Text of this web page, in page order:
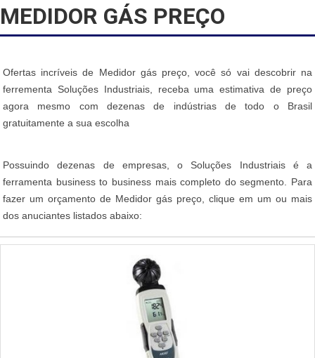
MEDIDOR GÁS PREÇO
Ofertas incríveis de Medidor gás preço, você só vai descobrir na
ferrementa Soluções Industriais, receba uma estimativa de preço
agora mesmo com dezenas de indústrias de todo o Brasil
gratuitamente a sua escolha
Possuindo dezenas de empresas, o Soluções Industriais é a
ferramenta business to business mais completo do segmento. Para
fazer um orçamento de Medidor gás preço, clique em um ou mais
dos anuciantes listados abaixo: